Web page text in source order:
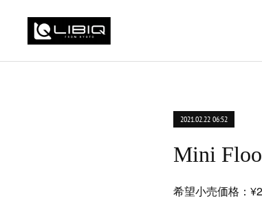
2021.02.22 06:52
Mini
希望小売価格：